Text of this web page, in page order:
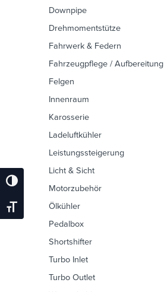
Umschalten Auf Hohe Kontraste
Schrift Vergrößern
Downpipe
Drehmomentstütze
Fahrwerk & Federn
Fahrzeugpflege / Aufbereitung
Felgen
Innenraum
Karosserie
Ladeluftkühler
Leistungssteigerung
Licht & Sicht
Motorzubehör
Ölkühler
Pedalbox
Shortshifter
Turbo Inlet
Turbo Outlet